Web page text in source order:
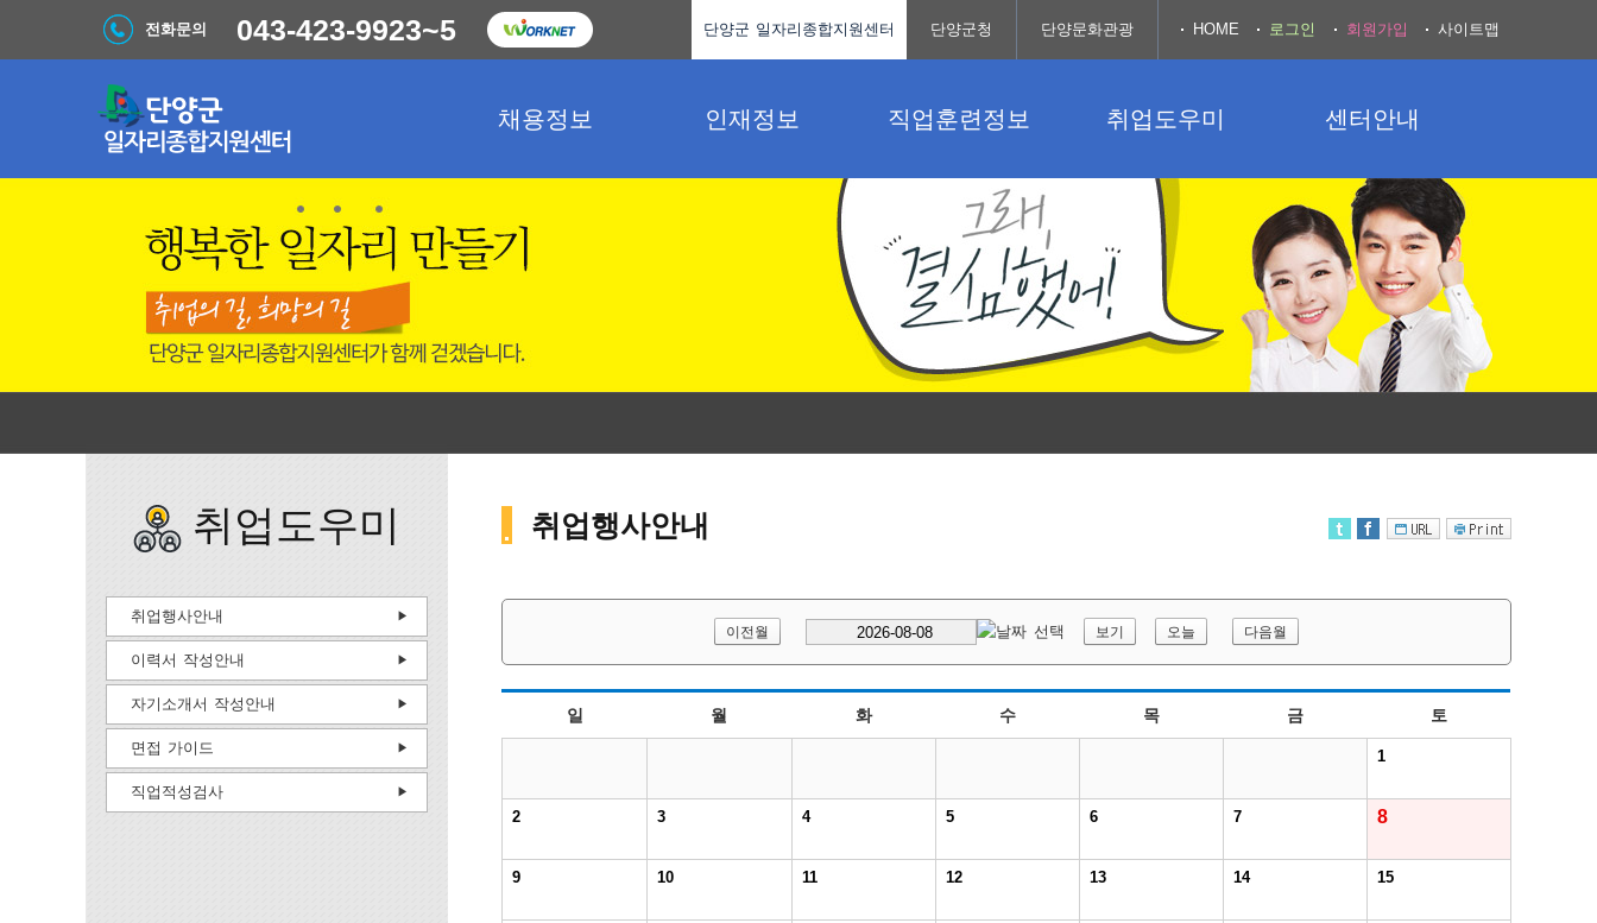
채용정보 인재정보 직업훈련정보 취업도우미 센터안내
전화문의 043-423-9923~5 단양군 일자리종합지원센터 단양군청 단양문화관광 HOME 로그인 회원가입 사이트맵
취업행사안내
이전월 보기 오늘 다음월
일 월 화 수 목 금 토
1
2 3 4 5 6 7 8
9 10 11 12 13 14 15
취업도우미
취업행사안내
이력서 작성안내
자기소개서 작성안내
면접 가이드
직업적성검사